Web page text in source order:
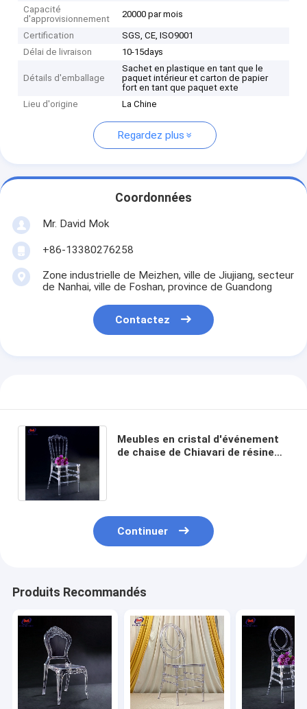
Capacité
d'approvisionnement
20000 par mois
Certification
SGS, CE, ISO9001
Délai de livraison
10-15days
Détails d'emballage
Sachet en plastique en tant que le
paquet intérieur et carton de papier
fort en tant que paquet exte
Lieu d'origine
La Chine
Regardez plus
Coordonnées
Mr. David Mok
+86-13380276258
Zone industrielle de Meizhen, ville de Jiujiang, secteur
de Nanhai, ville de Foshan, province de Guandong
Contactez
Meubles en cristal d'événement
de chaise de Chiavari de résine
Continuer
Produits Recommandés